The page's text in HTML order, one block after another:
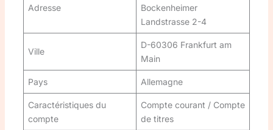
Adresse
Bockenheimer
Landstrasse 2-4
Ville
D-60306 Frankfurt am
Main
Pays Allemagne
Caractéristiques du
compte
Compte courant / Compte
de titres